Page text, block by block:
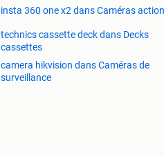
insta 360 one x2 dans Caméras action
technics cassette deck dans Decks
cassettes
camera hikvision dans Caméras de
surveillance